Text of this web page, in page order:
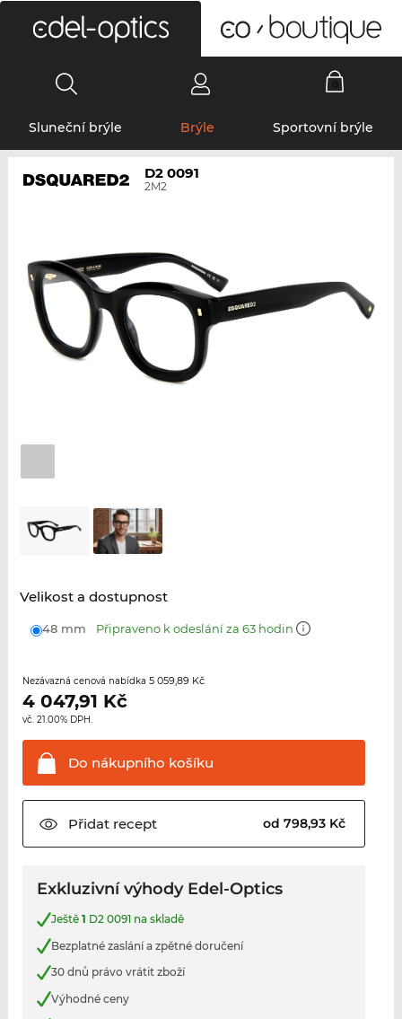
Sluneční brýle Brýle Sportovní brýle
D2 0091
2M2
Velikost a dostupnost
48 mm Připraveno k odeslání za 63 hodin
Nezávazná cenová nabídka 5 059,89 Kč
4 047,91 Kč
vč. 21.00% DPH.
Do nákupního košíku
Přidatrecept od 798,93 Kč
Exkluzivní výhody Edel-Optics
Ještě 1 D2 0091 na skladě
Bezplatné zaslání a zpětné doručení
30 dnů právo vrátit zboží
Výhodné ceny